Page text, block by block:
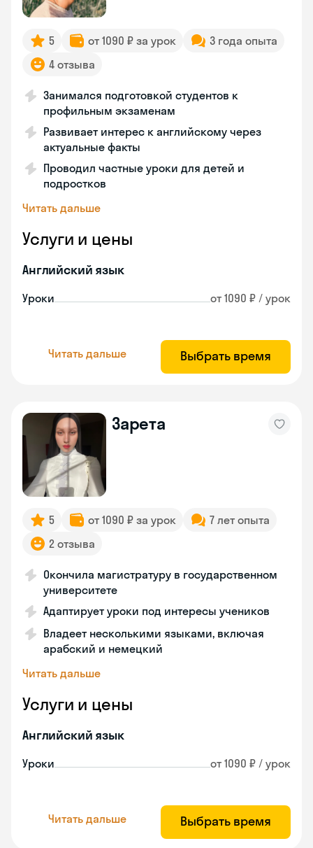
5 от 1090 ₽ за урок
3 года опыта
4 отзыва
Занимался подготовкой студентов к
профильным экзаменам
Развивает интерес к английскому через
актуальные факты
Проводил частные уроки для детей и
подростков
Читать дальше
Услуги и цены
Английский язык
Уроки от 1090 ₽ / урок
Читать дальше Выбрать время
Зарета
5 от 1090 ₽ за урок
7 лет опыта
2 отзыва
Окончила магистратуру в государственном
университете
Адаптирует уроки под интересы учеников
Владеет несколькими языками, включая
арабский и немецкий
Читать дальше
Услуги и цены
Английский язык
Уроки от 1090 ₽ / урок
Читать дальше Выбрать время